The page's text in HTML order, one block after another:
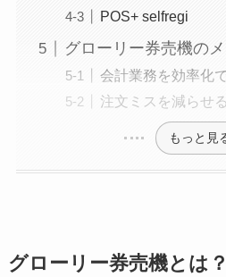
POS+ selfregi
グローリー券売機の
会計業務を効率化
注文ミスを減らせる
もっと見
グローリー券売機とは？